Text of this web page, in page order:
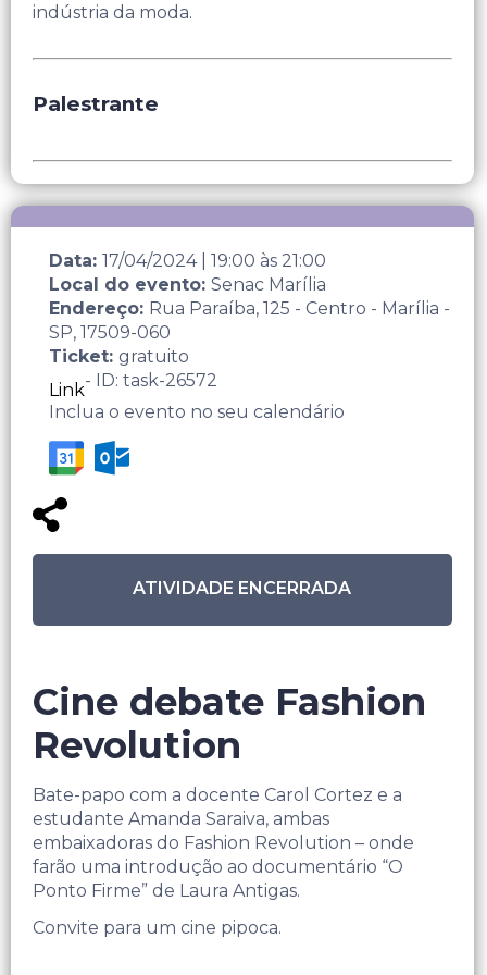
indústria da moda.
Palestrante
Data: 17/04/2024| 19:00 às 21:00
Local do evento: Senac Marília
Endereço: Rua Paraíba, 125 - Centro - Marília -
SP, 17509-060
Ticket: gratuito
Link- ID: task-26572
Inclua o evento no seu calendário
ATIVIDADE ENCERRADA
Cine debate Fashion
Revolution
Bate-papo com a docente Carol Cortez e a
estudante Amanda Saraiva, ambas
embaixadoras do Fashion Revolution – onde
farão uma introdução ao documentário “O
Ponto Firme” de Laura Antigas.
Convite para um cine pipoca.